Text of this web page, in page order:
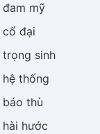
đam mỹ
cổ đại
trọng sinh
hệ thống
báo thù
hài hước